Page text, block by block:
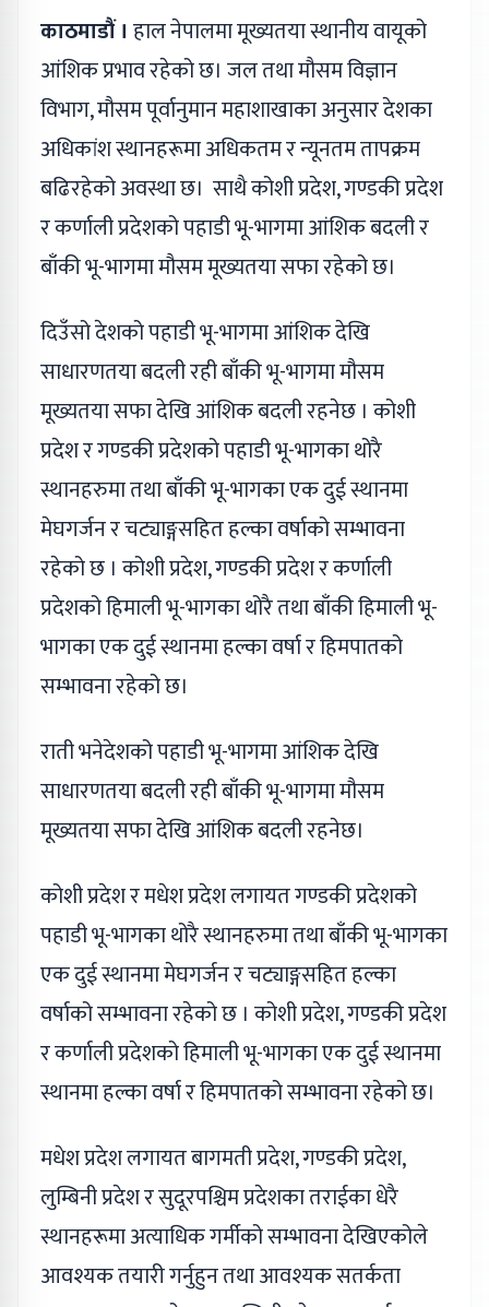
काठमाडौं । हाल नेपालमा मूख्यतया स्थानीय वायूको
आंशिक प्रभाव रहेको छ। जल तथा मौसम विज्ञान
विभाग, मौसम पूर्वानुमान महाशाखाका अनुसार देशका
अधिकांश स्थानहरूमा अधिकतम र न्यूनतम तापक्रम
बढिरहेको अवस्था छ। साथै कोशी प्रदेश, गण्डकी प्रदेश
र कर्णाली प्रदेशको पहाडी भू-भागमा आंशिक बदली र
बाँकी भू-भागमा मौसम मूख्यतया सफा रहेको छ।
दिउँसो देशको पहाडी भू-भागमा आंशिक देखि
साधारणतया बदली रही बाँकी भू-भागमा मौसम
मूख्यतया सफा देखि आंशिक बदली रहनेछ । कोशी
प्रदेश र गण्डकी प्रदेशको पहाडी भू-भागका थोरै
स्थानहरुमा तथा बाँकी भू-भागका एक दुई स्थानमा
मेघगर्जन र चट्याङ्गसहित हल्का वर्षाको सम्भावना
रहेको छ । कोशी प्रदेश, गण्डकी प्रदेश र कर्णाली
प्रदेशको हिमाली भू-भागका थोरै तथा बाँकी हिमाली भू-
भागका एक दुई स्थानमा हल्का वर्षा र हिमपातको
सम्भावना रहेको छ।
राती भनेदेशको पहाडी भू-भागमा आंशिक देखि
साधारणतया बदली रही बाँकी भू-भागमा मौसम
मूख्यतया सफा देखि आंशिक बदली रहनेछ।
कोशी प्रदेश र मधेश प्रदेश लगायत गण्डकी प्रदेशको
पहाडी भू-भागका थोरै स्थानहरुमा तथा बाँकी भू-भागका
एक दुई स्थानमा मेघगर्जन र चट्याङ्गसहित हल्का
वर्षाको सम्भावना रहेको छ । कोशी प्रदेश, गण्डकी प्रदेश
र कर्णाली प्रदेशको हिमाली भू-भागका एक दुई स्थानमा
स्थानमा हल्का वर्षा र हिमपातको सम्भावना रहेको छ।
मधेश प्रदेश लगायत बागमती प्रदेश, गण्डकी प्रदेश,
लुम्बिनी प्रदेश र सुदूरपश्चिम प्रदेशका तराईका धेरै
स्थानहरूमा अत्याधिक गर्मीको सम्भावना देखिएकोले
आवश्यक तयारी गर्नुहुन तथा आवश्यक सतर्कता